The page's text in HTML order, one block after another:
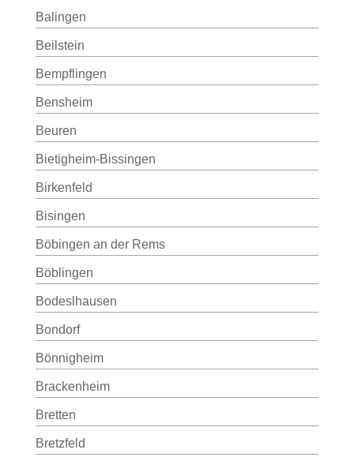
Balingen
Beilstein
Bempflingen
Bensheim
Beuren
Bietigheim-Bissingen
Birkenfeld
Bisingen
Böbingen an der Rems
Böblingen
Bodeslhausen
Bondorf
Bönnigheim
Brackenheim
Bretten
Bretzfeld